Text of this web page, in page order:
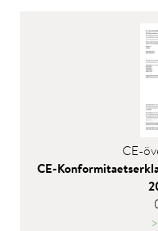
CE-
CE-